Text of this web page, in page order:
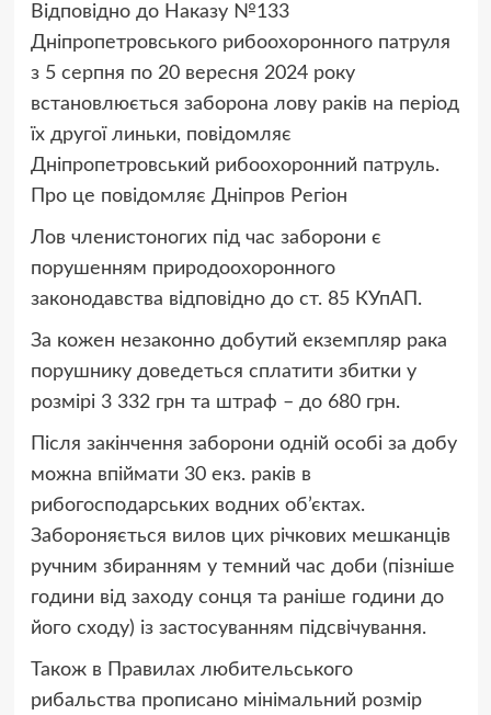
Відповідно до Наказу №133
Дніпропетровського рибоохоронного патруля
з 5 серпня по 20 вересня 2024 року
встановлюється заборона лову раків на період
їх другої линьки, повідомляє
Дніпропетровський рибоохоронний патруль.
Про це повідомляє Дніпров Регіон
Лов членистоногих під час заборони є
порушенням природоохоронного
законодавства відповідно до ст. 85 КУпАП.
За кожен незаконно добутий екземпляр рака
порушнику доведеться сплатити збитки у
розмірі 3 332 грн та штраф – до 680 грн.
Після закінчення заборони одній особі за добу
можна впіймати 30 екз. раків в
рибогосподарських водних об’єктах.
Забороняється вилов цих річкових мешканців
ручним збиранням у темний час доби (пізніше
години від заходу сонця та раніше години до
його сходу) із застосуванням підсвічування.
Також в Правилах любительського
рибальства прописано мінімальний розмір